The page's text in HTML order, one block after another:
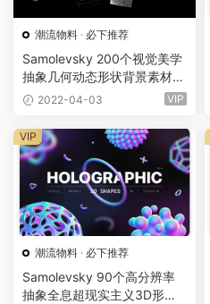
潮流物料 · 必下推荐
Samolevsky 200个视觉美学
抽象几何动态形状背景素材集
（2041）
2022-04-03 VIP
潮流物料 · 必下推荐
Samolevsky 90个高分辨率
抽象全息超现实主义3D形状
VIP